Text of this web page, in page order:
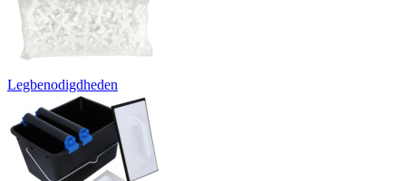
Legbenodigdheden